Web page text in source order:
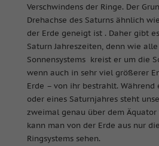
Verschwindens der Ringe. Der
Drehachse des Saturns ähnlich
der Erde geneigt ist . Daher gibt
Saturn Jahreszeiten, denn wie
Sonnensystems kreist er um die
wenn auch in sehr viel größerer
Erde – von ihr bestrahlt. Während
oder eines Saturnjahres steht
zweimal genau über dem Äquator
kann man von der Erde aus nur
Ringsystems sehen.